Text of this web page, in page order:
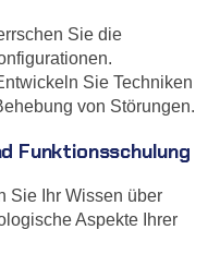
Sie die
Sie Techniken
von Störungen.
Funktionsschulung
Sie Ihr Wissen über
Aspekte Ihrer